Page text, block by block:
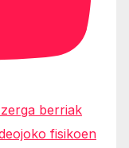
berriak
fisikoen